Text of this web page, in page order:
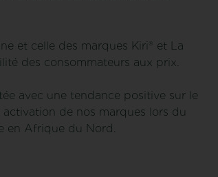
et celle des marques Kiri® et La
des consommateurs aux prix.
avec une tendance positive sur le
de nos marques lors du
en Afrique du Nord.